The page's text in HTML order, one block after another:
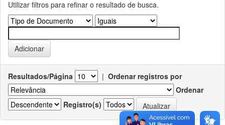
Utilizar filtros para refinar o resultado de busca.
Resultados/Página | Ordenar registros por
Ordenar
Registro(s)